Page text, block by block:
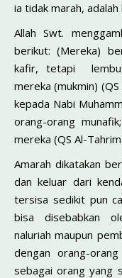
ia tidak marah, adalah
Allah Swt.
berikut: (Mereka)
kafir, tetapi
mereka (mukmin)
kepada Nabi
orang-orang
mereka (QS Al-
Amarah dikatakan
dan keluar dari
tersisa sedikit pun
bisa disebabkan
naluriah maupun
dengan orang-
sebagai orang yang